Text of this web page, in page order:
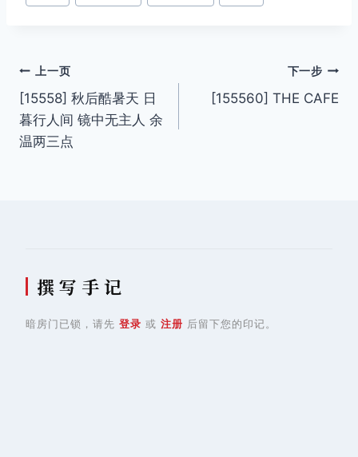
文
章
导
上一页
[15558] 秋后酷暑天 日
暮行人间 镜中无主人 余
温两三点
下一步
[155560] THE CAFE
撰 写 手 记
暗房门已锁，请先 登录 或 注册 后留下您的印记。